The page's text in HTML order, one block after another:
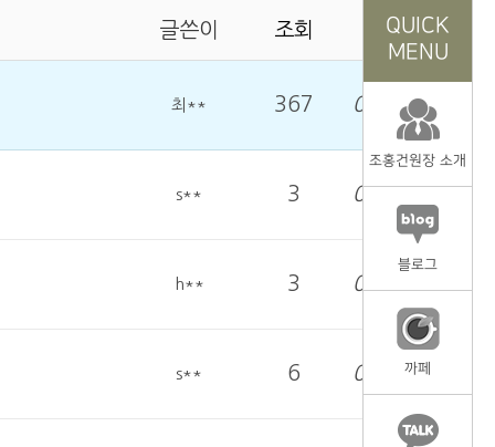
글쓴이 조회 날짜
최** 367 05-20
s** 3 03-05
h** 3 09-18
s** 6 06-17
QUICK
MENU
조홍건원장 소개
블로그
까페